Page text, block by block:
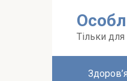
Тільки